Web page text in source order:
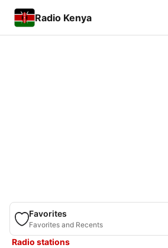
Radio Kenya
Favorites
Favorites and Recents
Radio stations